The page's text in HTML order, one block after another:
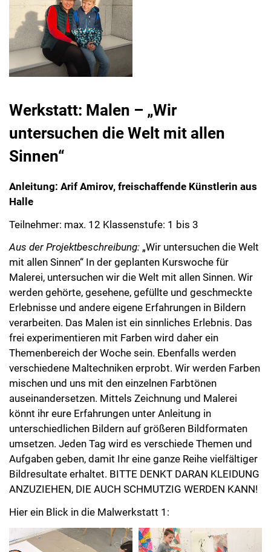
Werkstatt: Malen – „Wir
untersuchen die Welt mit allen
Sinnen“
Halle
mit allen Sinnen“ In der geplanten Kurswoche für
Malerei, untersuchen wir die Welt mit allen Sinnen. Wir
werden gehörte, gesehene, gefüllte und geschmeckte
Erlebnisse und andere eigene Erfahrungen in Bildern
verarbeiten. Das Malen ist ein sinnliches Erlebnis. Das
frei experimentieren mit Farben wird daher ein
Themenbereich der Woche sein. Ebenfalls werden
verschiedene Maltechniken erprobt. Wir werden Farben
mischen und uns mit den einzelnen Farbtönen
auseinandersetzen. Mittels Zeichnung und Malerei
könnt ihr eure Erfahrungen unter Anleitung in
unterschiedlichen Bildern auf größeren Bildformaten
umsetzen. Jeden Tag wird es verschiede Themen und
Aufgaben geben, damit Ihr eine ganze Reihe vielfältiger
Bildresultate erhaltet. BITTE DENKT DARAN KLEIDUNG
ANZUZIEHEN, DIE AUCH SCHMUTZIG WERDEN KANN!